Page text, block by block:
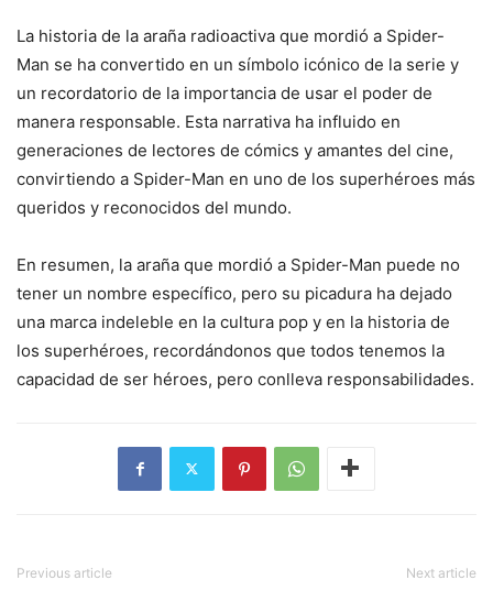
La historia de la araña radioactiva que mordió a Spider-
Man se ha convertido en un símbolo icónico de la serie y
un recordatorio de la importancia de usar el poder de
manera responsable. Esta narrativa ha influido en
generaciones de lectores de cómics y amantes del cine,
convirtiendo a Spider-Man en uno de los superhéroes más
queridos y reconocidos del mundo.
En resumen, la araña que mordió a Spider-Man puede no
tener un nombre específico, pero su picadura ha dejado
una marca indeleble en la cultura pop y en la historia de
los superhéroes, recordándonos que todos tenemos la
capacidad de ser héroes, pero conlleva responsabilidades.
Previous article Next article